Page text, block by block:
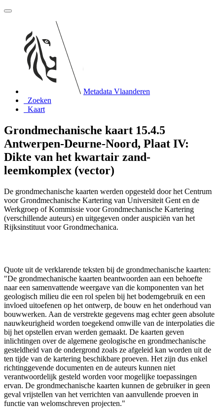
Metadata Vlaanderen
Zoeken
Kaart
Grondmechanische kaart 15.4.5
Antwerpen-Deurne-Noord, Plaat IV:
Dikte van het kwartair zand-
leemkomplex (vector)
De grondmechanische kaarten werden opgesteld door het Centrum
voor Grondmechanische Kartering van Universiteit Gent en de
Werkgroep of Kommissie voor Grondmechanische Kartering
(verschillende auteurs) en uitgegeven onder auspiciën van het
Rijksinstituut voor Grondmechanica.
Quote uit de verklarende teksten bij de grondmechanische kaarten:
"De grondmechanische kaarten beantwoorden aan een behoefte
naar een samenvattende weergave van die komponenten van het
geologisch milieu die een rol spelen bij het bodemgebruik en een
invloed uitoefenen op het ontwerp, de bouw en het onderhoud van
bouwwerken. Aan de verstrekte gegevens mag echter geen absolute
nauwkeurigheid worden toegekend omwille van de interpolaties die
bij het opstellen ervan werden gemaakt. De kaarten geven
inlichtingen over de algemene geologische en grondmechanische
gesteldheid van de ondergrond zoals ze afgeleid kan worden uit de
ten tijde van de kartering beschikbare proeven. Het zijn dus enkel
richtinggevende documenten en de auteurs kunnen niet
verantwoordelijk gesteld worden voor mogelijke toepassingen
ervan. De grondmechanische kaarten kunnen de gebruiker in geen
geval vrijstellen van het verrichten van aanvullende proeven in
functie van welomschreven projecten."